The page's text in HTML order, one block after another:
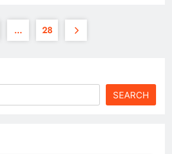
… 28
SEARCH